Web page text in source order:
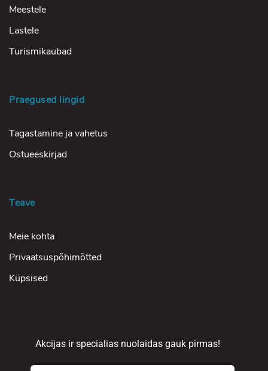
Meestele
Lastele
Turismikaubad
Praegused lingid
Tagastamine ja vahetus
Ostueeskirjad
Teave
Meie kohta
Privaatsuspõhimõtted
Küpsised
Akcijas ir specialias nuolaidas gauk pirmas!